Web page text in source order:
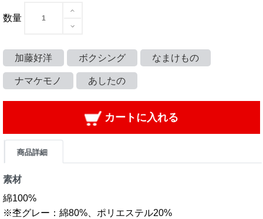
数量
加藤好洋 ボクシング なまけもの
ナマケモノ あしたの
カートに入れる
商品詳細
素材
綿100%
※杢グレー：綿80%、ポリエステル20%